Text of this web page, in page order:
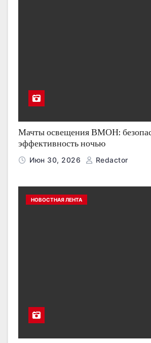
Мачты освещения ВМОН:
эффективность ночью
Июн 30, 2026 Redactor
НОВОСТНАЯ ЛЕНТА